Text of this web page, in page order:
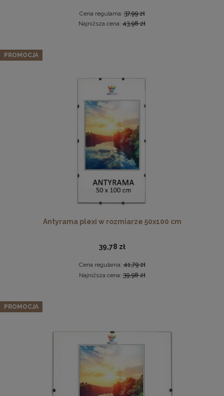
DO KOSZYKA
Zdobiona ornamentowa rama na obrazy o wymiarach
50x70 cm w kolorze złotym MAKÓWKA
Zestaw 3 szt. ramek na zdjęcia 18 x 24 cm z naturalnego
66,97 zł
Cena regularna:
Najniższa cena:
70,49 zł
DO KOSZYKA
Zestaw 3 szt. ramek na zdjęcia 35 x 50 cm szarych, z
148,19 zł
Cena regularna:
Najniższa cena:
DO KOSZYKA
Cena regularna:37,99 zł
Najniższa cena: 43,98 zł
Antyrama plexi w rozmiarze 50x100 cm
39,78 zł
Cena regularna:41,79 zł
Najniższa cena:39,98 zł
PROMOCJA
PROMOCJA